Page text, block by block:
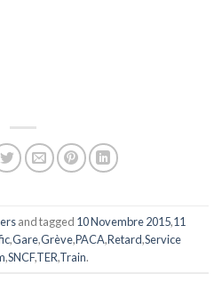
and tagged 10 Novembre 2015,11
,Gare,Grève,PACA,Retard,Service
,SNCF,TER,Train.